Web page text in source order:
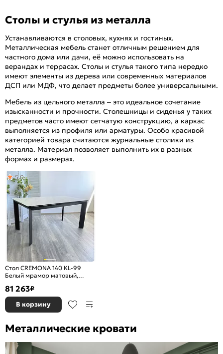
Столы и стулья из металла
Устанавливаются в столовых, кухнях и гостиных.
Металлическая мебель станет отличным решением для
частного дома или дачи, её можно использовать на
верандах и террасах. Столы и стулья такого типа нередко
имеют элементы из дерева или современных материалов
ДСП или МДФ, что делает предметы более универсальными.
Мебель из цельного металла – это идеальное сочетание
изысканности и прочности. Столешницы и сиденья у таких
предметов часто имеют сетчатую конструкцию, а каркас
выполняется из профиля или арматуры. Особо красивой
категорией товара считаются журнальные столики из
металла. Материал позволяет выполнить их в разных
формах и размерах.
Стол CREMONA 140 KL-99
Белый мрамор матовый,
черный
5,0
81 263₽
В корзину
Металлические кровати